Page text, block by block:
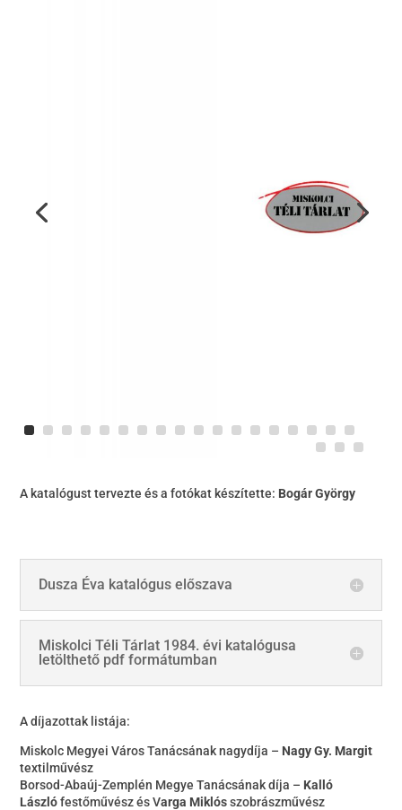
A katalógust tervezte és a fotókat készítette: Bogár György
Dusza Éva katalógus előszava
Miskolci Téli Tárlat 1984. évi katalógusa
letölthető pdf formátumban
A díjazottak listája:
Miskolc Megyei Város Tanácsának nagydíja – Nagy Gy. Margit
textilművész
Borsod-Abaúj-Zemplén Megye Tanácsának díja – Kalló
Lászlófestőművész és Varga Miklósszobrászművész